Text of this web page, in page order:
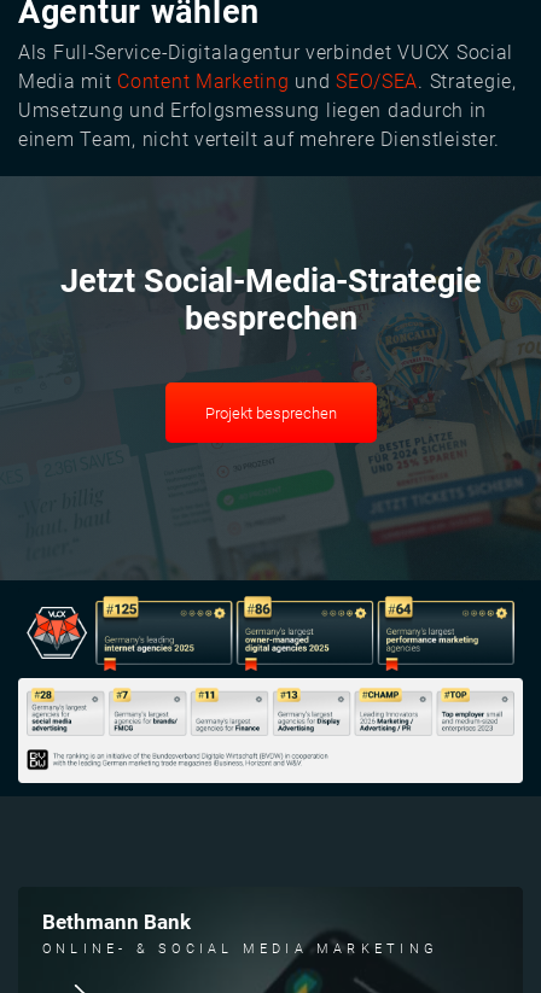
Agentur wählen
Als Full-Service-Digitalagentur verbindet VUCX Social
Media mit Content Marketing undSEO/SEA. Strategie,
Umsetzung und Erfolgsmessung liegen dadurch in
einem Team, nicht verteilt auf mehrere Dienstleister.
Jetzt Social-Media-Strategie
besprechen
Projekt besprechen
Bethmann Bank
ONLINE- & SOCIAL MEDIA MARKETING